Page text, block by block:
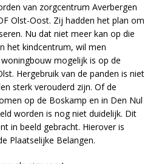
van zorgcentrum Averbergen
Olst-Oost. Zij hadden het plan om
Nu dat niet meer kan op die
het kindcentrum, wil men
mogelijk is op de
Hergebruik van de panden is niet
sterk verouderd zijn. Of de
op de Boskamp en in Den Nul
worden is nog niet duidelijk. Dit
in beeld gebracht. Hierover is
Plaatselijke Belangen.